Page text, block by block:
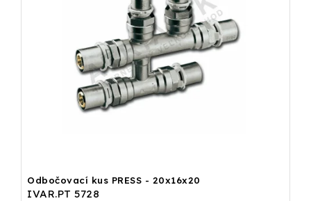
Odbočovací kus PRESS - 20x16x20
IVAR.PT 5728